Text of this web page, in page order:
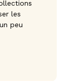
les
peu